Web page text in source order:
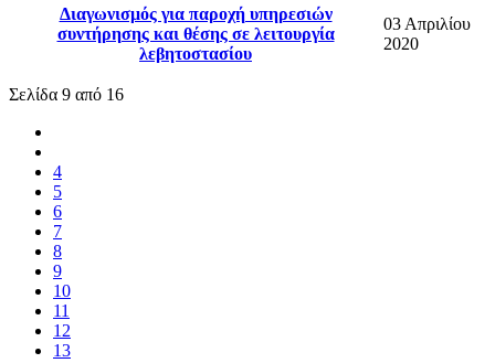
Διαγωνισμός για παροχή υπηρεσιών
συντήρησης και θέσης σε λειτουργία
λεβητοστασίου
03 Απριλίου
2020
Σελίδα 9 από 16
4
5
6
7
8
9
10
11
12
13